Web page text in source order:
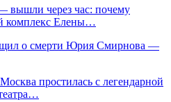
вышли через час: почему
комплекс Елены…
о смерти Юрия Смирнова —
простилась с легендарной